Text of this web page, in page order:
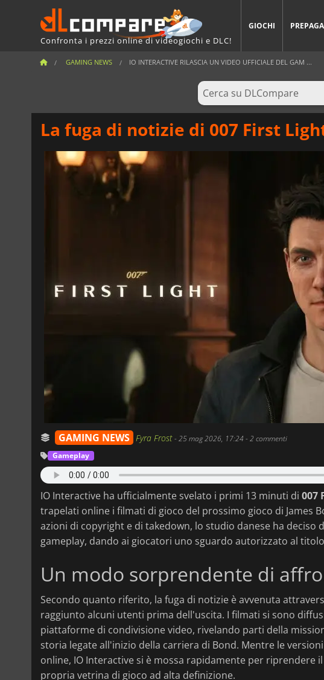
Confronta i prezzi online di videogiochi e DLC!
GIOCHI
GAMING NEWS IO INTERACTIVE RILASCIA UN VIDEO UFFICIALE DEL GAM ...
La fuga di notizie di 007 First
GAMING NEWS Fyra Frost-25 mag 2026, 17:24- 2 commenti
Gameplay
IO Interactive ha ufficialmente svelato i primi 13 minuti di 007
trapelati online i filmati di gioco del prossimo gioco di James
azioni di copyright e di takedown, lo studio danese ha deciso
gameplay, dando ai giocatori uno sguardo autorizzato al
Un modo sorprendente di
Secondo quanto riferito, la fuga di notizie è avvenuta
raggiunto alcuni utenti prima dell'uscita. I filmati si sono
piattaforme di condivisione video, rivelando parti della
storia legate all'inizio della carriera di Bond. Mentre le
online, IO Interactive si è mossa rapidamente per riprendere
propria vetrina di gioco ad alta definizione.